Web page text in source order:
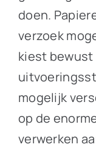
doen.
verzoek
kiest bewust
mogelijk
op de
verwerken